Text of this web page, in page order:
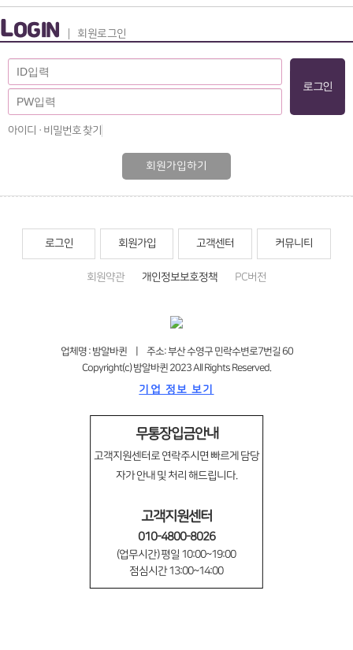
LOGIN 회원로그인
아이디 · 비밀번호 찾기
회원가입하기
로그인 회원가입 고객센터 커뮤니티
회원약관 개인정보보호정책 PC버전
업체명 : 밤알바퀸 | 주소: 부산 수영구 민락수변로7번길 60
Copyright(c) 밤알바퀸 2023 All Rights Reserved.
기업 정보 보기
무통장입금안내
고객지원센터로 연락주시면 빠르게 담당
자가 안내 및 처리 해드립니다.
고객지원센터
010-4800-8026
(업무시간) 평일 10:00~19:00
점심시간 13:00~14:00